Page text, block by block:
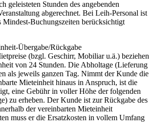
geleisteten Stunden des angebenden
abgerechnet. Bei Leih-Personal ist
Mindest-Buchungszeiten berücksichtigt
Übergabe/Rückgabe
(bzgl. Geschirr, Mobiliar u.ä.) beziehen
von 24 Stunden. Die Abholtage (Lieferung
als jeweils ganzen Tag. Nimmt der Kunde die
Mieteinheit hinaus in Anspruch, ist die
eine Gebühr in voller Höhe der folgenden
zu erheben. Der Kunde ist zur Rückgabe des
der vereinbarten Mieteinheit
muss er die Ersatzkosten in vollem Umfang